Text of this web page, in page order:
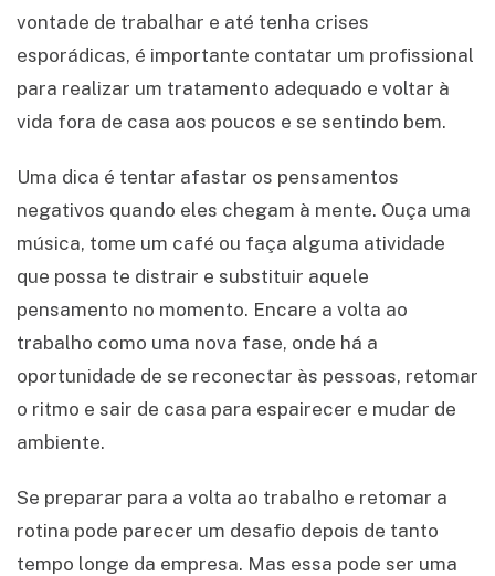
vontade de trabalhar e até tenha crises
esporádicas, é importante contatar um profissional
para realizar um tratamento adequado e voltar à
vida fora de casa aos poucos e se sentindo bem.
Uma dica é tentar afastar os pensamentos
negativos quando eles chegam à mente. Ouça uma
música, tome um café ou faça alguma atividade
que possa te distrair e substituir aquele
pensamento no momento. Encare a volta ao
trabalho como uma nova fase, onde há a
oportunidade de se reconectar às pessoas, retomar
o ritmo e sair de casa para espairecer e mudar de
ambiente.
Se preparar para a volta ao trabalho e retomar a
rotina pode parecer um desafio depois de tanto
tempo longe da empresa. Mas essa pode ser uma